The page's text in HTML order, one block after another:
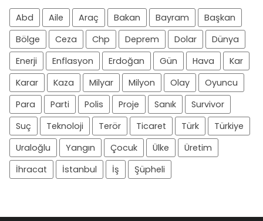
Abd Aile Araç Bakan Bayram
Başkan
Bölge
Ceza Chp Deprem Dolar
Dünya
Enerji
Enflasyon Erdoğan Gün Hava
Kar
Karar
Kaza Milyar Milyon Olay
Oyuncu
Para
Parti Polis Proje Sanık
Survivor
Suç
Teknoloji Terör Ticaret Türk
Türkiye
Uraloğlu
Yangın Çocuk Ülke
Üretim
İhracat
İstanbul İş Şüpheli